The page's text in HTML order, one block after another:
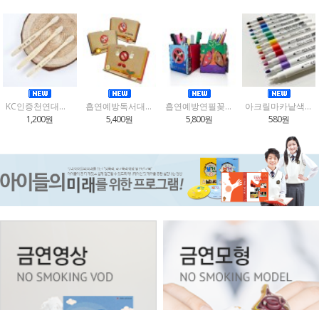
KC인증천연대나무미세모어린이칫솔(환경보호,생존수영,흡연예방)3종택1
1,200원
흡연예방독서대만들기(3종택1)
5,400원
흡연예방연필꽂이만들기(2종택1)
5,800원
아크릴마카낱색(색상선택)
580원